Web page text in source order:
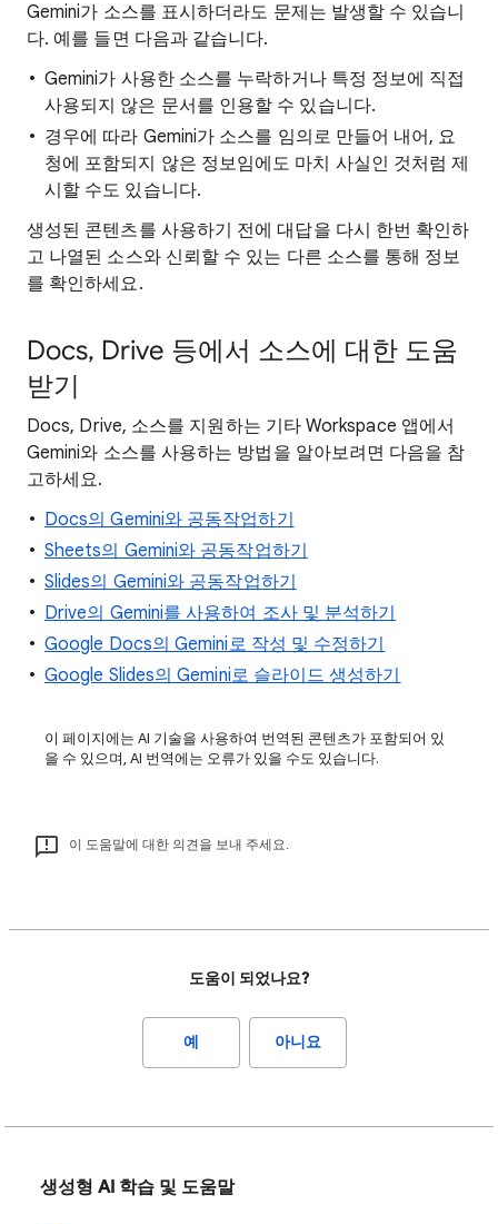
Gemini가 소스를 표시하더라도 문제는 발생할 수 있습니
다. 예를 들면 다음과 같습니다.
Gemini가 사용한 소스를 누락하거나 특정 정보에 직접
사용되지 않은 문서를 인용할 수 있습니다.
경우에 따라 Gemini가 소스를 임의로 만들어 내어, 요
청에 포함되지 않은 정보임에도 마치 사실인 것처럼 제
시할 수도 있습니다.
생성된 콘텐츠를 사용하기 전에 대답을 다시 한번 확인하
고 나열된 소스와 신뢰할 수 있는 다른 소스를 통해 정보
를 확인하세요.
Docs, Drive 등에서 소스에 대한 도움
받기
Docs, Drive, 소스를 지원하는 기타 Workspace 앱에서
Gemini와 소스를 사용하는 방법을 알아보려면 다음을 참
고하세요.
Docs의 Gemini와 공동작업하기
Sheets의 Gemini와 공동작업하기
Slides의 Gemini와 공동작업하기
Drive의 Gemini를 사용하여 조사 및 분석하기
Google Docs의 Gemini로 작성 및 수정하기
Google Slides의 Gemini로 슬라이드 생성하기
이 페이지에는 AI 기술을 사용하여 번역된 콘텐츠가 포함되어 있
을 수 있으며, AI 번역에는 오류가 있을 수도 있습니다.
이 도움말에 대한 의견을 보내 주세요.
도움이 되었나요?
예 아니요
생성형 AI 학습 및 도움말